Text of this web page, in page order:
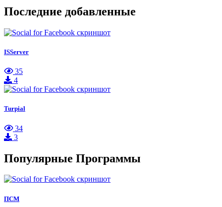
Последние добавленные
ISServer
35
4
Turpial
34
3
Популярные Программы
ПСМ